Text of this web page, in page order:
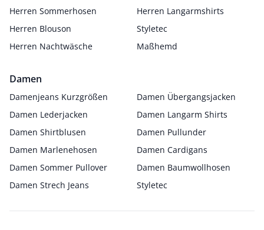
Herren Sommerhosen
Herren Langarmshirts
Herren Blouson
Styletec
Herren Nachtwäsche
Maßhemd
Damen
Damenjeans Kurzgrößen
Damen Übergangsjacken
Damen Lederjacken
Damen Langarm Shirts
Damen Shirtblusen
Damen Pullunder
Damen Marlenehosen
Damen Cardigans
Damen Sommer Pullover
Damen Baumwollhosen
Damen Strech Jeans
Styletec